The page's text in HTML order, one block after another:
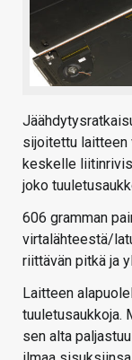
sijoitettu laitteen
keskelle
joko
606 gramman
virtalähteestä/
riittävän pitkä ja
Laitteen
tuuletusaukkoja.
sen alta